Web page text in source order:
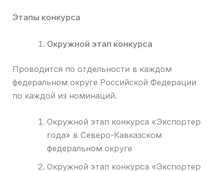
Этапы конкурса
Окружной этап конкурса
Проводится по отдельности в каждом
федеральном округе Российской Федерации
по каждой из номинаций.
Окружной этап конкурса «Экспортер
года» в Северо-Кавказском
федеральном округе
Окружной этап конкурса «Экспортер